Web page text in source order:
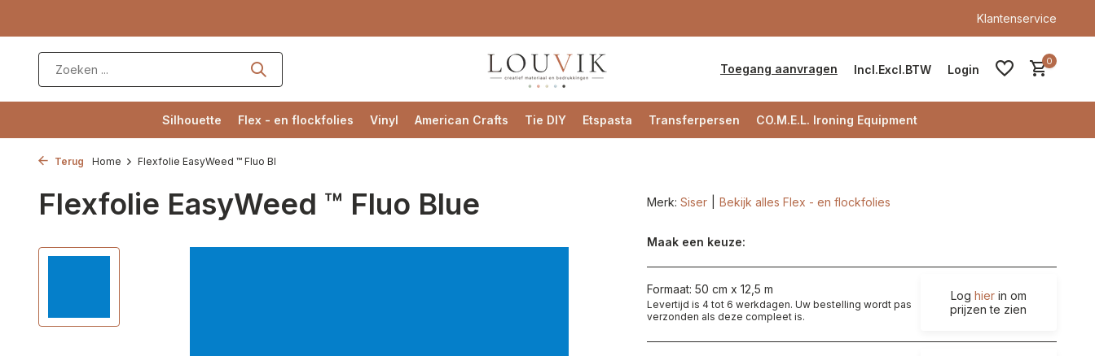
Klantenservice
Toegang aanvragen Incl.Excl.BTW Login
0
Silhouette Flex - en flockfolies Vinyl American Crafts Tie DIY Etspasta Transferpersen CO.M.E.L. Ironing Equipment
Terug Home Flexfolie EasyWeed ™ Fluo Bl
Flexfolie EasyWeed ™ Fluo Blue Merk: Siser Bekijk alles Flex - en flockfolies
Maak een keuze:
Formaat: 50 cm x 12,5 m
Levertijd is 4 tot 6 werkdagen. Uw bestelling wordt pas
verzonden als deze compleet is.
Log hierin om
prijzen te zien